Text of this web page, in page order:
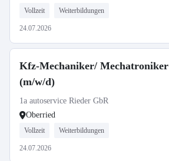
Vollzeit Weiterbildungen
24.07.2026
Kfz-Mechaniker/ Mechatroniker
(m/w/d)
1a autoservice Rieder GbR
Oberried
Vollzeit Weiterbildungen
24.07.2026